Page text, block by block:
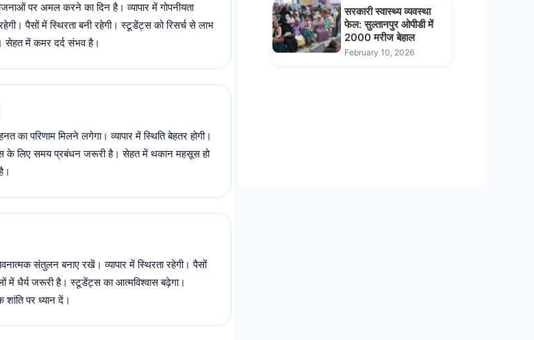
पर अमल करने का दिन है। व्यापार में गोपनीयता
पैसों में स्थिरता बनी रहेगी। स्टूडेंट्स को रिसर्च से लाभ
सेहत में कमर दर्द संभव है।
का परिणाम मिलने लगेगा। व्यापार में स्थिति बेहतर होगी।
के लिए समय प्रबंधन जरूरी है। सेहत में थकान महसूस हो
संतुलन बनाए रखें। व्यापार में स्थिरता रहेगी। पैसों
में धैर्य जरूरी है। स्टूडेंट्स का आत्मविश्वास बढ़ेगा।
शांति पर ध्यान दें।
सरकारी स्वास्थ्य व्यवस्था
फेल: सुल्तानपुर ओपीडी में
2000 मरीज बेहाल
February 10, 2026